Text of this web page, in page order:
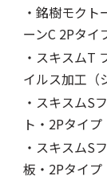
・銘樹モクト
ーンC 2Pタイ
・スキスムT
イルス加工（
・スキスムS
ト・2Pタイプ
・スキスムS
板・2Pタイプ